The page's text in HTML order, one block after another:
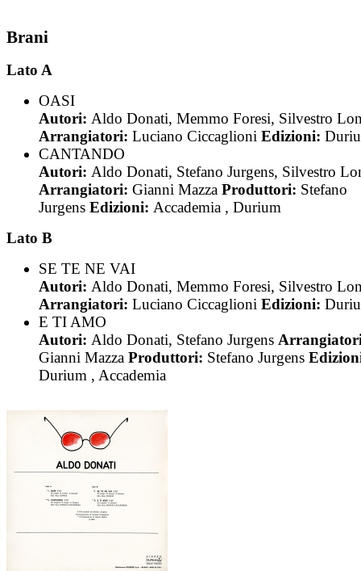
Brani
Lato A
OASI
Autori: Aldo Donati, Memmo Foresi, Silvestro
Arrangiatori: Luciano Ciccaglioni Edizioni:
CANTANDO
Autori: Aldo Donati, Stefano Jurgens, Silvestro
Arrangiatori: Gianni Mazza Produttori: Stefano
Jurgens Edizioni: Accademia , Durium
Lato B
SE TE NE VAI
Autori: Aldo Donati, Memmo Foresi, Silvestro
Arrangiatori: Luciano Ciccaglioni Edizioni:
E TI AMO
Autori: Aldo Donati, Stefano Jurgens
Gianni Mazza Produttori: Stefano Jurgens
Durium , Accademia